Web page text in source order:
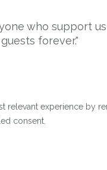
who support
forever."
experience by
consent.